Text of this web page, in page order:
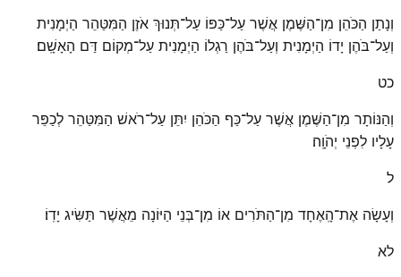
וְנָתַן הַכֹּהֵן מִן־הַשֶּׁמֶן אֲשֶׁר עַל־כַּפּוֹ עַל־תְּנוּךְ אֹזֶן הַמִּטַּהֵר הַיְמָנִית
וְעַל־בֹּהֶן יָדוֹ הַיְמָנִית וְעַל־בֹּהֶן רַגְלוֹ הַיְמָנִית עַל־מְקוֹם דַּם הָאָשָֽׁם׃
כט
וְהַנּוֹתָר מִן־הַשֶּׁמֶן אֲשֶׁר עַל־כַּף הַכֹּהֵן יִתֵּן עַל־רֹאשׁ הַמִּטַּהֵר לְכַפֵּר
עָלָיו לִפְנֵי יְהֹוָֽה׃
ל
וְעָשָׂה אֶת־הָֽאֶחָד מִן־הַתֹּרִים אוֹ מִן־בְּנֵי הַיּוֹנָה מֵאֲשֶׁר תַּשִּׂיג יָדֽוֹ׃
לא